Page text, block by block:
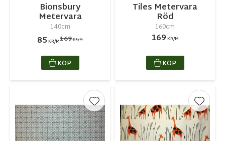
Bionsbury
Metervara
140cm
85 KR/M169KR/M
KÖP
Tiles Metervara
Röd
160cm
169 KR/M
KÖP
Lägg till i favoriter Lägg